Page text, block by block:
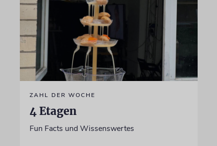
ZAHL DER WOCHE
4 Etagen
Fun Facts und Wissenswertes